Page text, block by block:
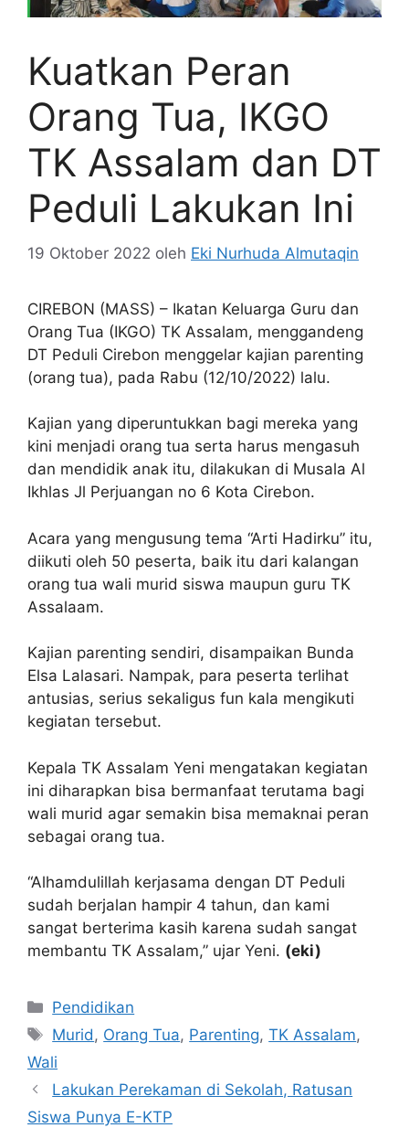
Kuatkan Peran
Orang Tua, IKGO
TK Assalam dan DT
Peduli Lakukan Ini
19 Oktober 2022 oleh Eki Nurhuda Almutaqin
CIREBON (MASS) – Ikatan Keluarga Guru dan
Orang Tua (IKGO) TK Assalam, menggandeng
DT Peduli Cirebon menggelar kajian parenting
(orang tua), pada Rabu (12/10/2022) lalu.
Kajian yang diperuntukkan bagi mereka yang
kini menjadi orang tua serta harus mengasuh
dan mendidik anak itu, dilakukan di Musala Al
Ikhlas Jl Perjuangan no 6 Kota Cirebon.
Acara yang mengusung tema “Arti Hadirku” itu,
diikuti oleh 50 peserta, baik itu dari kalangan
orang tua wali murid siswa maupun guru TK
Assalaam.
Kajian parenting sendiri, disampaikan Bunda
Elsa Lalasari. Nampak, para peserta terlihat
antusias, serius sekaligus fun kala mengikuti
kegiatan tersebut.
Kepala TK Assalam Yeni mengatakan kegiatan
ini diharapkan bisa bermanfaat terutama bagi
wali murid agar semakin bisa memaknai peran
sebagai orang tua.
“Alhamdulillah kerjasama dengan DT Peduli
sudah berjalan hampir 4 tahun, dan kami
sangat berterima kasih karena sudah sangat
membantu TK Assalam,” ujar Yeni. (eki)
Kategori
Pendidikan
Tag
Murid, Orang Tua, Parenting,TK Assalam,
Wali
Lakukan Perekaman di Sekolah, Ratusan
Siswa Punya E-KTP